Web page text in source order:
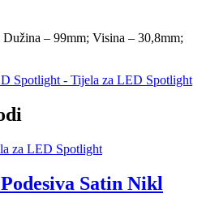
– 99mm; Visina – 30,8mm;
Spotlight - Tijela za LED Spotlight
za LED Spotlight
Satin Nikl